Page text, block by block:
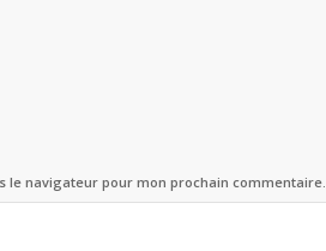
le navigateur pour mon prochain commentaire.